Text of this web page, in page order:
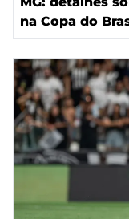
na Copa do